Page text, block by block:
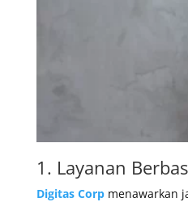
1. Layanan
Digitas Corpmenawarkan